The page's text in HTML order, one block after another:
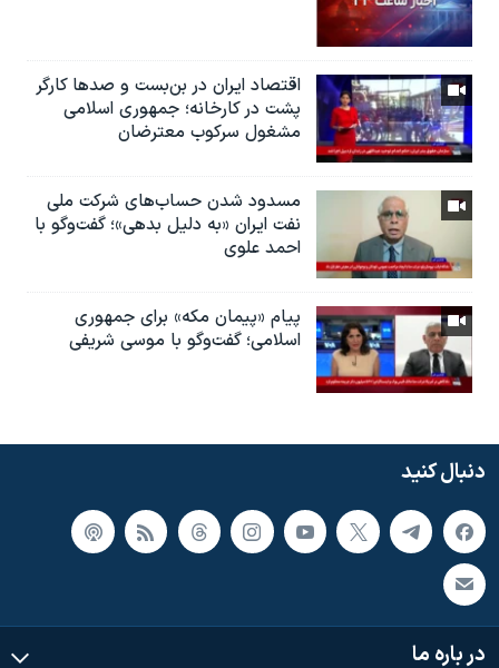
اقتصاد ایران در بن‌بست و صدها کارگر
پشت در کارخانه؛ جمهوری اسلامی
مشغول سرکوب معترضان
مسدود شدن حساب‌های شرکت ملی
نفت ایران «به دلیل بدهی»؛ گفت‌و‌گو با
احمد علوی
پیام «پیمان مکه» برای جمهوری
اسلامی؛ گفت‌وگو با موسی شریفی
دنبال کنید
در باره ما